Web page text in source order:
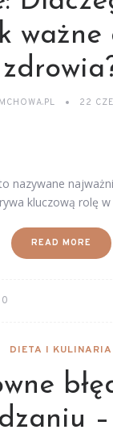
ważne
22
nazywane
kluczową rolę
READ MORE
0
DIETA I KULINARIA